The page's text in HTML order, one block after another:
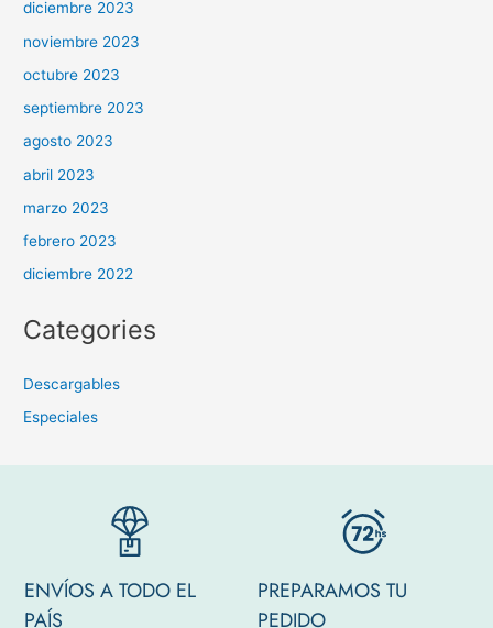
diciembre 2023
noviembre 2023
octubre 2023
septiembre 2023
agosto 2023
abril 2023
marzo 2023
febrero 2023
diciembre 2022
Categories
Descargables
Especiales
ENVÍOS A TODO EL
PAÍS
PREPARAMOS TU
PEDIDO